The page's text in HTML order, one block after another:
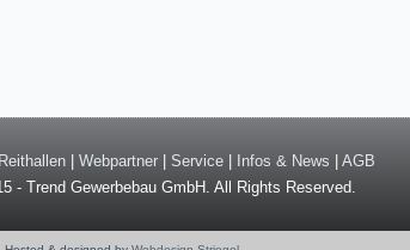
Reithallen| Webpartner| Service| Infos & News
AGB
- Trend Gewerbebau GmbH. All Rights Reserved.